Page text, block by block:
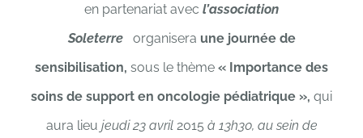
en partenariat avec l’association
Soleterreorganisera une journée de
sensibilisation, sous le thème « Importance des
soins de support en oncologie pédiatrique », qui
aura lieu jeudi 23 avril 2015 à 13h30, au sein de